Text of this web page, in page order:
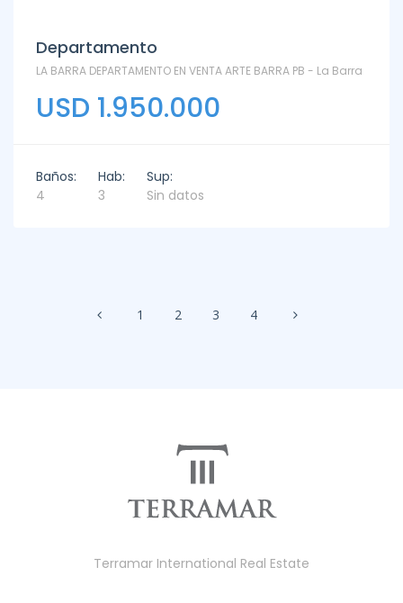
Departamento
LA BARRA DEPARTAMENTO EN VENTA ARTE BARRA PB - La Barra
USD 1.950.000
Baños:
4
Hab:
3
Sup:
Sin datos
1 2 3 4
Terramar International Real Estate